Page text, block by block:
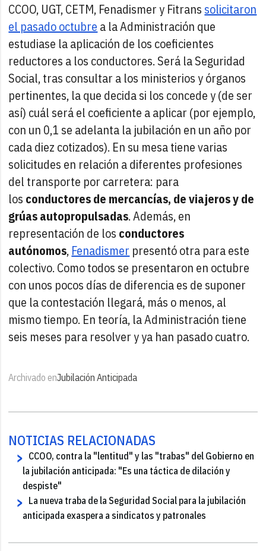
CCOO, UGT, CETM, Fenadismer y Fitrans solicitaron
el pasado octubre a la Administración que
estudiase la aplicación de los coeficientes
reductores a los conductores. Será la Seguridad
Social, tras consultar a los ministerios y órganos
pertinentes, la que decida si los concede y (de ser
así) cuál será el coeficiente a aplicar (por ejemplo,
con un 0,1 se adelanta la jubilación en un año por
cada diez cotizados). En su mesa tiene varias
solicitudes en relación a diferentes profesiones
del transporte por carretera: para
los conductores de mercancías, de viajeros y de
grúas autopropulsadas. Además, en
representación de los conductores
autónomos, Fenadismer presentó otra para este
colectivo. Como todos se presentaron en octubre
con unos pocos días de diferencia es de suponer
que la contestación llegará, más o menos, al
mismo tiempo. En teoría, la Administración tiene
seis meses para resolver y ya han pasado cuatro.
Archivado enJubilación Anticipada
NOTICIAS RELACIONADAS
CCOO, contra la "lentitud" y las "trabas" del Gobierno en
la jubilación anticipada: "Es una táctica de dilación y
despiste"
La nueva traba de la Seguridad Social para la jubilación
anticipada exaspera a sindicatos y patronales